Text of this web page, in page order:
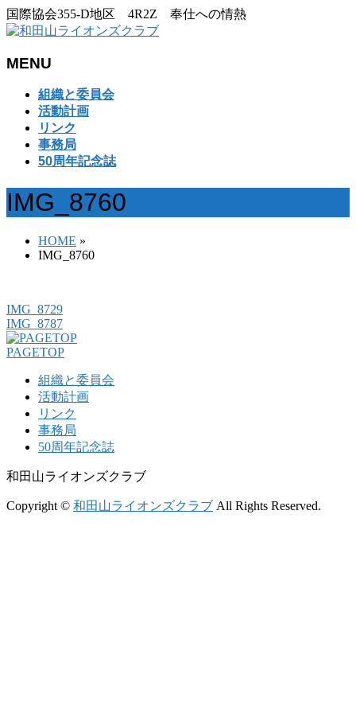
国際協会355-D地区 4R2Z 奉仕への情熱
MENU
ば
す
組織と委員会
活動計画
リンク
事務局
50周年記念誌
IMG_8760
HOME »
IMG_8760
IMG_8729
IMG_8787
PAGETOP
組織と委員会
活動計画
リンク
事務局
50周年記念誌
和田山ライオンズクラブ
Copyright © 和田山ライオンズクラブ All Rights Reserved.